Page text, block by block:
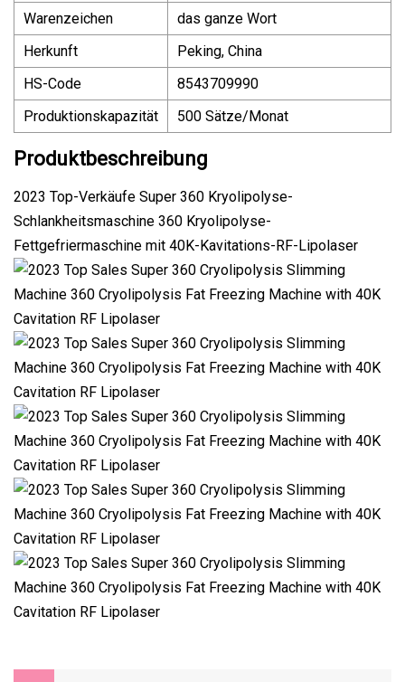
Warenzeichen
das ganze Wort
Herkunft
Peking, China
HS-Code
8543709990
Produktionskapazität
500 Sätze/Monat
Produktbeschreibung
2023 Top-Verkäufe Super 360 Kryolipolyse-
Schlankheitsmaschine 360 ​​Kryolipolyse-
Fettgefriermaschine mit 40K-Kavitations-RF-Lipolaser